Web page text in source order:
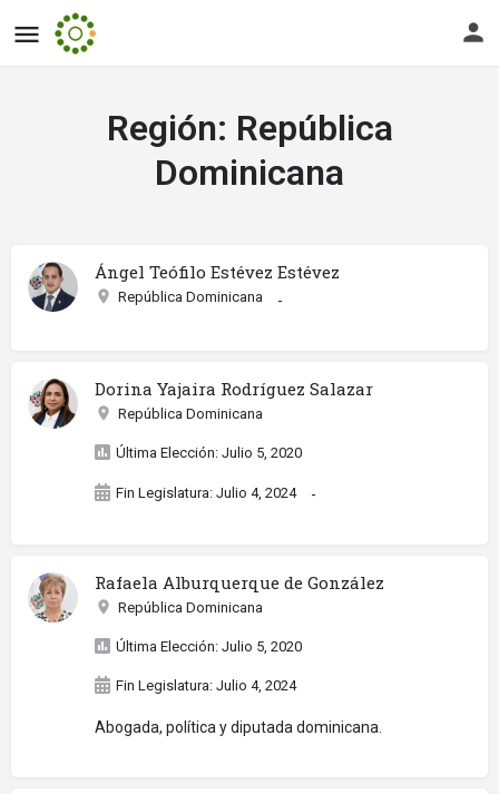
Región: República
Dominicana
Ángel Teófilo Estévez Estévez
República Dominicana -
Dorina Yajaira Rodríguez Salazar
República Dominicana
Última Elección: Julio 5, 2020
Fin Legislatura: Julio 4, 2024 -
Rafaela Alburquerque de González
República Dominicana
Última Elección: Julio 5, 2020
Fin Legislatura: Julio 4, 2024
Abogada, política y diputada dominicana.